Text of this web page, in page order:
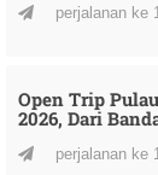
perjalanan ke
Open Trip
2026, Dari
perjalanan ke